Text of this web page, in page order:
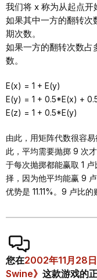
我们将 x 称为从起点开
如果其中一方的翻转次
期次数。
如果一方的翻转次数占
数。
E(x) = 1 + E(y)
E(y) = 1 + 0.5*E(x) +
E(z) = 1 + 0.5*E(y)
由此，用矩阵代数很容
此，平均需要抛掷 9 次
于每次抛掷都能赢取 1
择，因为他平均能赢 9
优势是 11.11%。9 卢比
您在2002年11月28
Swine》 这款游戏的